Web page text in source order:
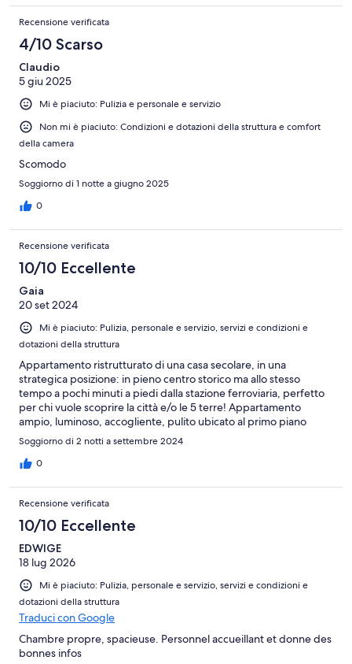
Recensione verificata
4/10 Scarso
Claudio
5 giu 2025
Mi è piaciuto: Pulizia e personale e servizio
Non mi è piaciuto: Condizioni e dotazioni della struttura e comfort
della camera
Scomodo
Soggiorno di 1 notte a giugno 2025
0
Recensione verificata
10/10 Eccellente
Gaia
20 set 2024
Mi è piaciuto: Pulizia, personale e servizio, servizi e condizioni e
dotazioni della struttura
Appartamento ristrutturato di una casa secolare, in una
strategica posizione: in pieno centro storico ma allo stesso
tempo a pochi minuti a piedi dalla stazione ferroviaria, perfetto
per chi vuole scoprire la città e/o le 5 terre! Appartamento
ampio, luminoso, accogliente, pulito ubicato al primo piano
(perfetto anche per chi ha valige pesanti). Ovviamente la
comodità della centralità non assicura la tranquillità ed il silenzio
notturno, soprattutto nei fine settimana o in estate. Mancanza di
take away perfetto, ambiente comune ben curato e dotato
anche di un cortiletto. Purtroppo mancanza di una lavanderia
comune che a noi avrebbe fatto comodo. Per il resto tutto
perfetto, anche la proprietaria gentilissima e disponibile!
Consigliatoooo
Soggiorno di 2 notti a settembre 2024
0
Recensione verificata
10/10 Eccellente
EDWIGE
18 lug 2026
Mi è piaciuto: Pulizia, personale e servizio, servizi e condizioni e
dotazioni della struttura
Traduci con Google
Chambre propre, spacieuse. Personnel accueillant et donne des
bonnes infos